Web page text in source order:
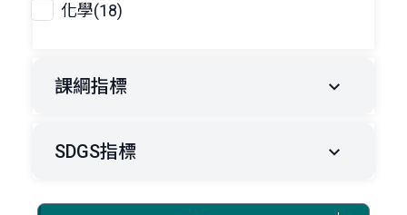
化學(18)
課綱指標
SDGS指標